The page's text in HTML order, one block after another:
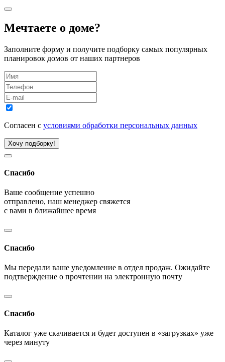
Мечтаете о доме?
Заполните форму и получите подборку самых популярных
планировок домов от наших партнеров
Согласен с условиями обработки персональных данных
Хочу подборку!
Спасибо
Ваше сообщение успешно
отправлено, наш менеджер свяжется
с вами в ближайшее время
Спасибо
Мы передали ваше уведомление в отдел продаж. Ожидайте
подтверждение о прочтении на электронную почту
Спасибо
Каталог уже скачивается и будет доступен в «загрузках» уже
через минуту